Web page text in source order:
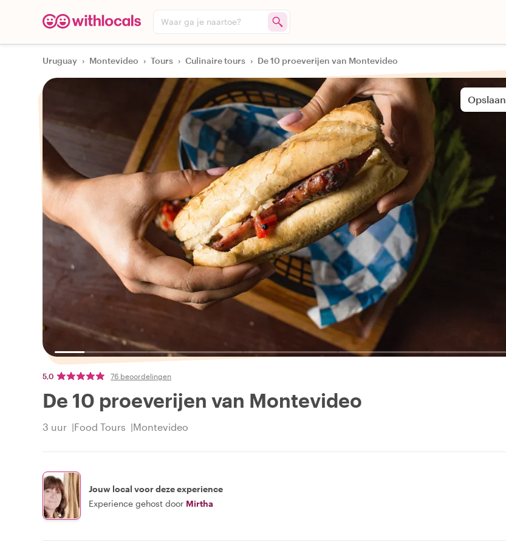
Waar ga je naartoe?
Uruguay › Montevideo › Tours › Culinaire tours › De 10 proeverijen van Montevideo
Opslaan
5,0 76 beoordelingen
De 10 proeverijen van Montevideo
3 uur Food Tours Montevideo
Jouw local voor deze experience
Experience gehost door Mirtha